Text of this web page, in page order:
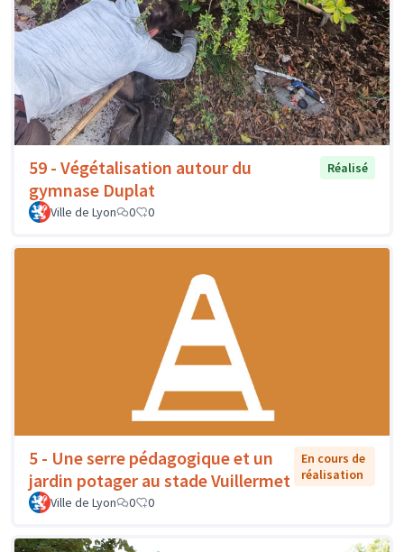
59 - Végétalisation autour du
gymnase Duplat
Réalisé
Ville de Lyon 0 0
5 - Une serre pédagogique et un
jardin potager au stade Vuillermet
En cours de
réalisation
Ville de Lyon
0 0